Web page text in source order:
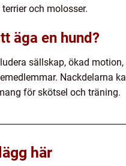
och molosser.
äga en hund?
sällskap, ökad
Nackdelarna
för skötsel och träning.
här